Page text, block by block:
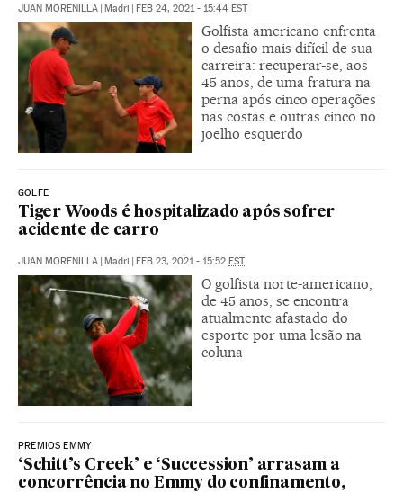
JUAN MORENILLA | Madri | FEB 24, 2021 - 15:44 EST
Golfista americano enfrenta
o desafio mais difícil de sua
carreira: recuperar-se, aos
45 anos, de uma fratura na
perna após cinco operações
nas costas e outras cinco no
joelho esquerdo
GOLFE
Tiger Woods é hospitalizado após sofrer
acidente de carro
JUAN MORENILLA | Madri | FEB 23, 2021 - 15:52 EST
O golfista norte-americano,
de 45 anos, se encontra
atualmente afastado do
esporte por uma lesão na
coluna
PREMIOS EMMY
‘Schitt’s Creek’ e ‘Succession’ arrasam a
concorrência no Emmy do confinamento,